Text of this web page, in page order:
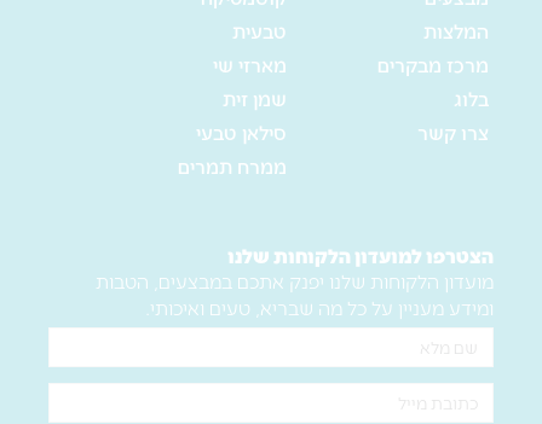
המלצות
מרכז מבקרים
בלוג
צרו קשר
טבעית
מארזי שי
שמן זית
סילאן טבעי
ממרח תמרים
הצטרפו למועדון הלקוחות שלנו
מועדון הלקוחות שלנו יפנק אתכם במבצעים, הטבות
ומידע מעניין על כל מה שבריא, טעים ואיכותי.
שם
אימייל